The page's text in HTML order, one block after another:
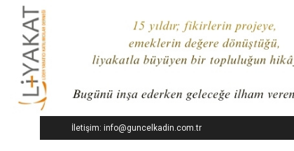
İletişim: info@guncelkadin.com.tr